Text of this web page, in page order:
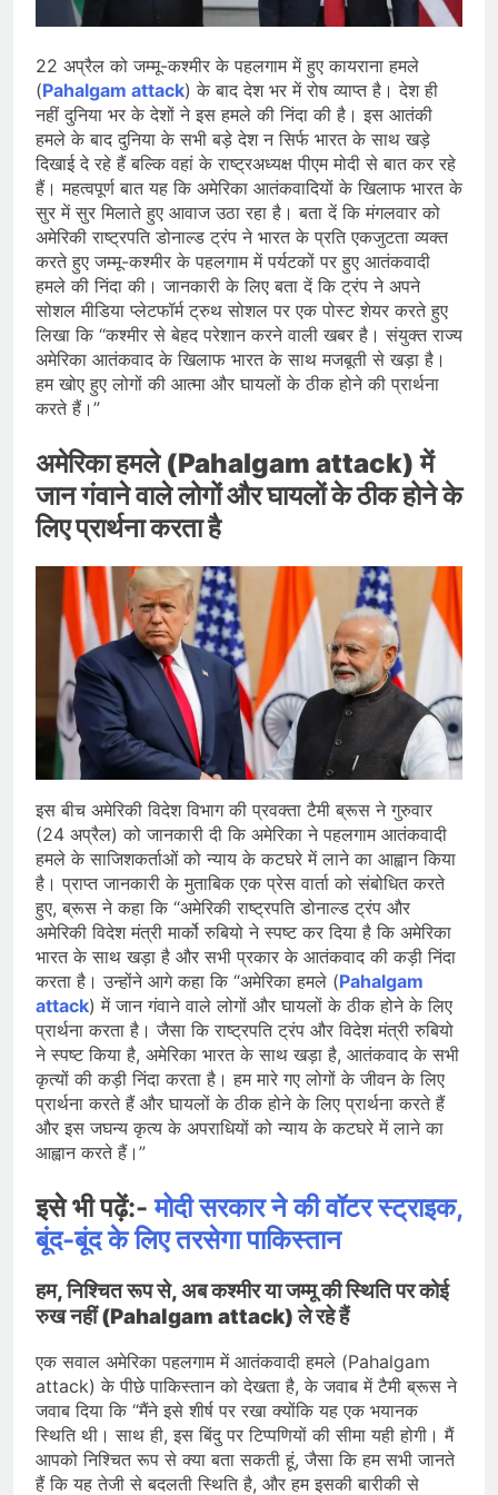
देशभर में विशेष कार्यक्रमों के जरिए भारतीय
बुनकरों और पारंपरिक वस्त्रों को मिलेगा बढ़ावा
प्रधानमंत्री नरेंद्र मोदी ने भोगापुरम
अंतरराष्ट्रीय हवाई अड्डे का उद्घाटन किया,
आंध्र प्रदेश में ₹18,000 करोड़ की विकास
परियोजनाओं की शुरुआत
August 2, 2026
केंद्र सरकार ने विस्तारित Khelo India
Scheme को मंजूरी दी, खेल ढाँचे को मजबूत
करने के लिए ₹36,441 करोड़ का बड़ा
प्रावधान
August 1, 2026
22 अप्रैल को जम्मू-कश्मीर के पहलगाम में हुए कायराना हमले
(Pahalgam attack) के बाद देश भर में रोष व्याप्त है। देश ही
नहीं दुनिया भर के देशों ने इस हमले की निंदा की है। इस आतंकी
हमले के बाद दुनिया के सभी बड़े देश न सिर्फ भारत के साथ खड़े
दिखाई दे रहे हैं बल्कि वहां के राष्ट्रअध्यक्ष पीएम मोदी से बात कर रहे
हैं। महत्वपूर्ण बात यह कि अमेरिका आतंकवादियों के खिलाफ भारत के
सुर में सुर मिलाते हुए आवाज उठा रहा है। बता दें कि मंगलवार को
अमेरिकी राष्ट्रपति डोनाल्ड ट्रंप ने भारत के प्रति एकजुटता व्यक्त
करते हुए जम्मू-कश्मीर के पहलगाम में पर्यटकों पर हुए आतंकवादी
हमले की निंदा की। जानकारी के लिए बता दें कि ट्रंप ने अपने
सोशल मीडिया प्लेटफॉर्म ट्रुथ सोशल पर एक पोस्ट शेयर करते हुए
लिखा कि “कश्मीर से बेहद परेशान करने वाली खबर है। संयुक्त राज्य
अमेरिका आतंकवाद के खिलाफ भारत के साथ मजबूती से खड़ा है।
हम खोए हुए लोगों की आत्मा और घायलों के ठीक होने की प्रार्थना
करते हैं।”
अमेरिका हमले (Pahalgam attack) में
जान गंवाने वाले लोगों और घायलों के ठीक होने के
लिए प्रार्थना करता है
इस बीच अमेरिकी विदेश विभाग की प्रवक्ता टैमी ब्रूस ने गुरुवार
(24 अप्रैल) को जानकारी दी कि अमेरिका ने पहलगाम आतंकवादी
हमले के साजिशकर्ताओं को न्याय के कटघरे में लाने का आह्वान किया
है। प्राप्त जानकारी के मुताबिक एक प्रेस वार्ता को संबोधित करते
हुए, ब्रूस ने कहा कि “अमेरिकी राष्ट्रपति डोनाल्ड ट्रंप और
अमेरिकी विदेश मंत्री मार्को रुबियो ने स्पष्ट कर दिया है कि अमेरिका
भारत के साथ खड़ा है और सभी प्रकार के आतंकवाद की कड़ी निंदा
करता है। उन्होंने आगे कहा कि “अमेरिका हमले (Pahalgam
attack) में जान गंवाने वाले लोगों और घायलों के ठीक होने के लिए
प्रार्थना करता है। जैसा कि राष्ट्रपति ट्रंप और विदेश मंत्री रुबियो
ने स्पष्ट किया है, अमेरिका भारत के साथ खड़ा है, आतंकवाद के सभी
कृत्यों की कड़ी निंदा करता है। हम मारे गए लोगों के जीवन के लिए
प्रार्थना करते हैं और घायलों के ठीक होने के लिए प्रार्थना करते हैं
और इस जघन्य कृत्य के अपराधियों को न्याय के कटघरे में लाने का
आह्वान करते हैं।”
इसे भी पढ़ें:-मोदी सरकार ने की वॉटर स्ट्राइक,
बूंद-बूंद के लिए तरसेगा पाकिस्तान
हम, निश्चित रूप से, अब कश्मीर या जम्मू की स्थिति पर कोई
रुख नहीं (Pahalgam attack) ले रहे हैं
एक सवाल अमेरिका पहलगाम में आतंकवादी हमले (Pahalgam
attack) के पीछे पाकिस्तान को देखता है, के जवाब में टैमी ब्रूस ने
जवाब दिया कि “मैंने इसे शीर्ष पर रखा क्योंकि यह एक भयानक
स्थिति थी। साथ ही, इस बिंदु पर टिप्पणियों की सीमा यही होगी। मैं
आपको निश्चित रूप से क्या बता सकती हूं, जैसा कि हम सभी जानते
हैं कि यह तेजी से बदलती स्थिति है, और हम इसकी बारीकी से